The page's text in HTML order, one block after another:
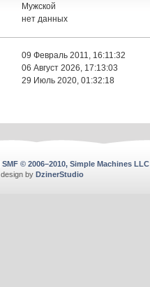
Мужской
нет данных
09 Февраль 2011, 16:11:32
06 Август 2026, 17:13:03
29 Июль 2020, 01:32:18
SMF © 2006–2010, Simple Machines LLC
design by DzinerStudio